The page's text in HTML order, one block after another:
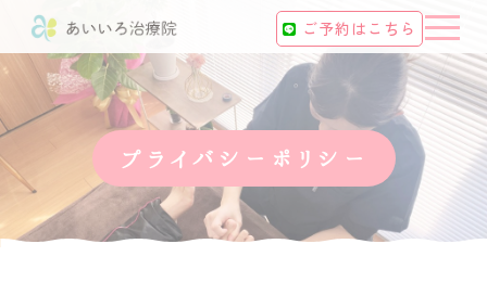
ご予約はこちら
t
o
g
g
l
e
n
プライバシーポリシー